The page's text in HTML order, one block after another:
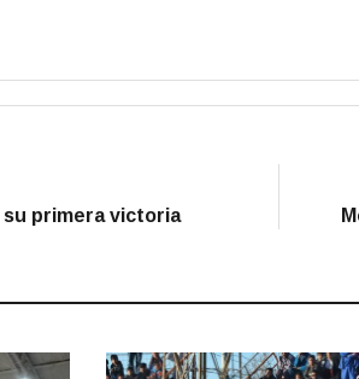
su primera victoria